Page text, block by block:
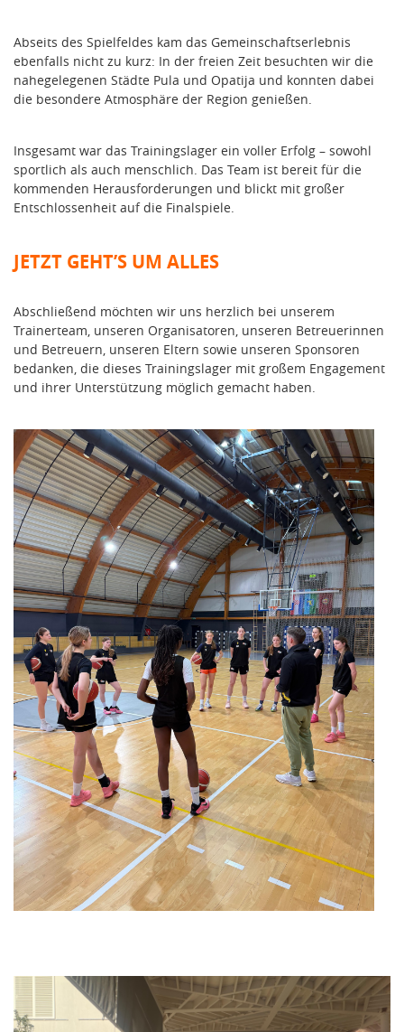
Abseits des Spielfeldes kam das Gemeinschaftserlebnis
ebenfalls nicht zu kurz: In der freien Zeit besuchten wir die
nahegelegenen Städte Pula und Opatija und konnten dabei
die besondere Atmosphäre der Region genießen.
Insgesamt war das Trainingslager ein voller Erfolg – sowohl
sportlich als auch menschlich. Das Team ist bereit für die
kommenden Herausforderungen und blickt mit großer
Entschlossenheit auf die Finalspiele.
JETZT GEHT’S UM ALLES
Abschließend möchten wir uns herzlich bei unserem
Trainerteam, unseren Organisatoren, unseren Betreuerinnen
und Betreuern, unseren Eltern sowie unseren Sponsoren
bedanken, die dieses Trainingslager mit großem Engagement
und ihrer Unterstützung möglich gemacht haben.